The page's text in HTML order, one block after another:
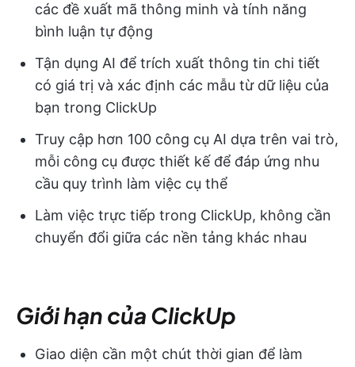
các đề xuất mã thông minh và tính năng
bình luận tự động
Tận dụng AI để trích xuất thông tin chi tiết
có giá trị và xác định các mẫu từ dữ liệu của
bạn trong ClickUp
Truy cập hơn 100 công cụ AI dựa trên vai trò,
mỗi công cụ được thiết kế để đáp ứng nhu
cầu quy trình làm việc cụ thể
Làm việc trực tiếp trong ClickUp, không cần
chuyển đổi giữa các nền tảng khác nhau
Giới hạn của ClickUp
Giao diện cần một chút thời gian để làm